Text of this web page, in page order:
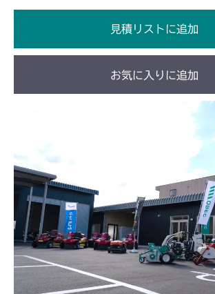
本体 FIG21 副変速レバー
CM2201YCV/YCS
本体 FIG22 副変速レバー
CM2403HC/HCS
本体 FIG19 副変速レバー
本体 FIG19 副変速レバー
本体 FIG21 副変速レバー
CMX1402RC
本体 FIG18 副変速レバー
CMX1402HC
本体 FIG21 副変速レバー
CMX186
本体 FIG21 副変速レバー
CMX224
見積リストに追加
お気に入りに追加